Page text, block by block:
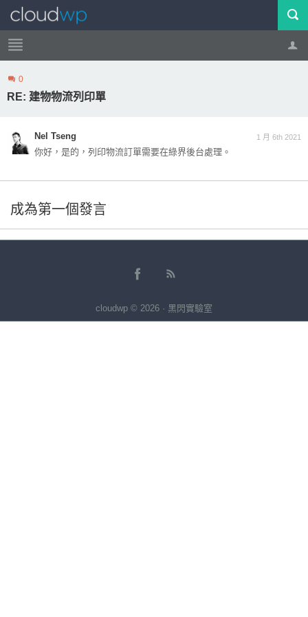
帳號
0
RE: 建物物流列印單
1 月 6th 2021
Nel Tseng
你好，是的，列印物流訂單需要在綠界後台處理。
成為第一個發言
cloudwp © 2026 · 黑閃實驗室